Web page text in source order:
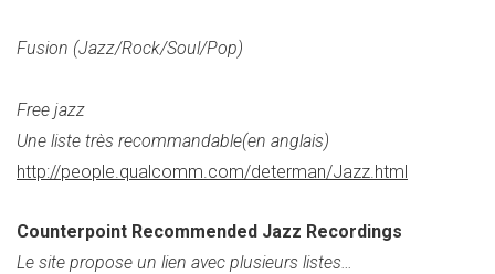
Fusion (Jazz/Rock/Soul/Pop)
Free jazz
Une liste très recommandable(en anglais)
http://people.qualcomm.com/determan/Jazz.html
Counterpoint Recommended Jazz Recordings
Le site propose un lien avec plusieurs listes…